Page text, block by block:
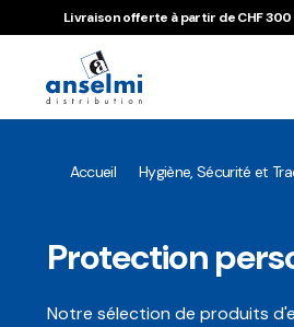
Aller au contenu
Aller à la navigation principale
Livraison offerte à partir de CHF
Accueil Hygiène, Sécurité et
Protection
Notre sélection de produits